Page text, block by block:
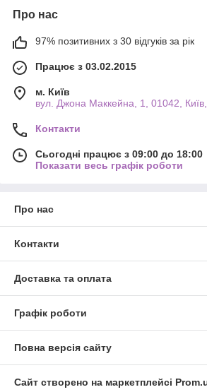
Про нас
97% позитивних з 30 відгуків за рік
Працює з 03.02.2015
м. Київ
вул. Джона Маккейна, 1, 01042, Київ,
Контакти
Сьогодні працює з 09:00 до 18:00
Показати весь графік роботи
Про нас
Контакти
Доставка та оплата
Графік роботи
Повна версія сайту
Сайт створено на маркетплейсі